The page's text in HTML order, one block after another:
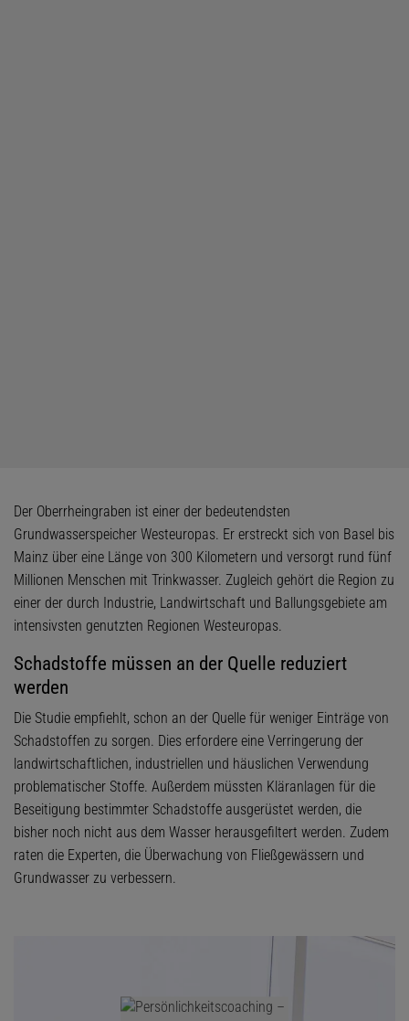
Der Oberrheingraben ist einer der bedeutendsten
Grundwasserspeicher Westeuropas. Er erstreckt sich von Basel bis
Mainz über eine Länge von 300 Kilometern und versorgt rund fünf
Millionen Menschen mit Trinkwasser. Zugleich gehört die Region zu
einer der durch Industrie, Landwirtschaft und Ballungsgebiete am
intensivsten genutzten Regionen Westeuropas.
Schadstoffe müssen an der Quelle reduziert
werden
Die Studie empfiehlt, schon an der Quelle für weniger Einträge von
Schadstoffen zu sorgen. Dies erfordere eine Verringerung der
landwirtschaftlichen, industriellen und häuslichen Verwendung
problematischer Stoffe. Außerdem müssten Kläranlagen für die
Beseitigung bestimmter Schadstoffe ausgerüstet werden, die
bisher noch nicht aus dem Wasser herausgefiltert werden. Zudem
raten die Experten, die Überwachung von Fließgewässern und
Grundwasser zu verbessern.